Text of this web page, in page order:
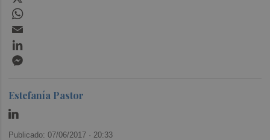
Estefanía Pastor
Publicado: 07/06/2017 · 20:33